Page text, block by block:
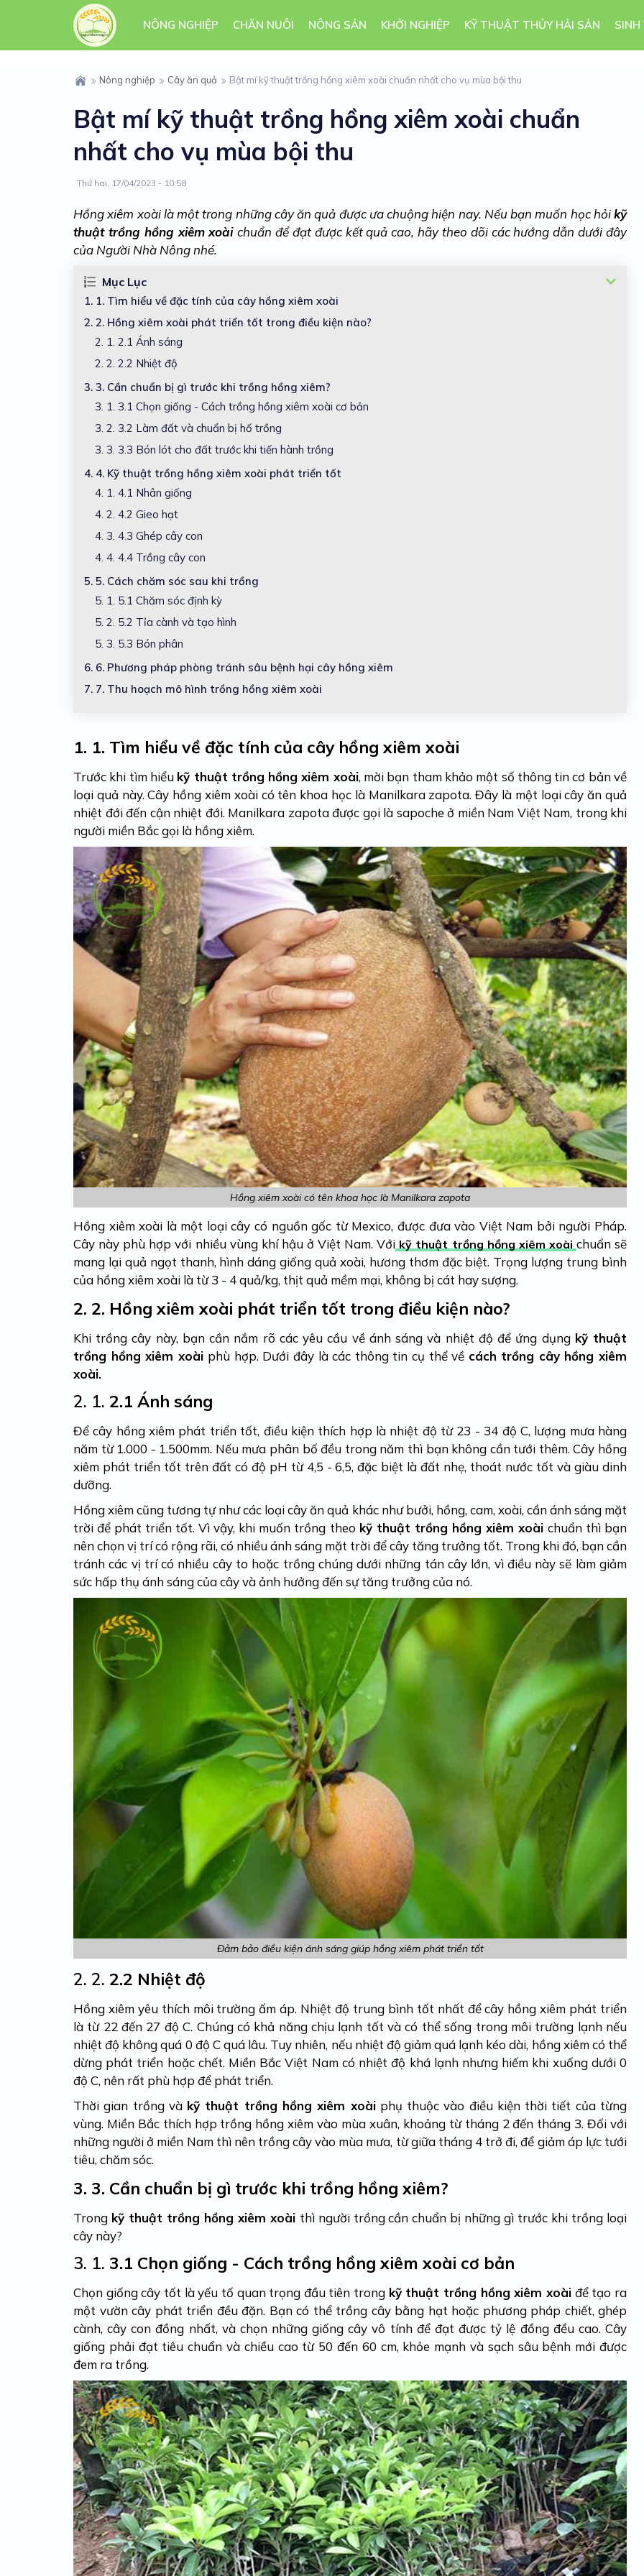
NÔNG NGHIỆP CHĂN NUÔI NÔNG SẢN KHỞI NGHIỆP KỸ THUẬT THỦY HẢI SẢN
Nông nghiệp Cây ăn quả Bật mí kỹ thuật trồng hồng xiêm xoài chuẩn nhất cho vụ mùa bội thu
Bật mí kỹ thuật trồng hồng xiêm xoài chuẩn
nhất cho vụ mùa bội thu
Thứ hai, 17/04/2023 - 10:58
Hồng xiêm xoài là một trong những cây ăn quả được ưa chuộng hiện nay. Nếu bạn muốn học hỏikỹ
thuật trồng hồng xiêm xoàichuẩn để đạt được kết quả cao, hãy theo dõi các hướng dẫn dưới đây
của Người Nhà Nông nhé.
Mục Lục
1. 1. Tìm hiểu về đặc tính của cây hồng xiêm xoài
2. 2. Hồng xiêm xoài phát triển tốt trong điều kiện nào?
2. 1. 2.1 Ánh sáng
2. 2. 2.2 Nhiệt độ
3. 3. Cần chuẩn bị gì trước khi trồng hồng xiêm?
3. 1. 3.1 Chọn giống - Cách trồng hồng xiêm xoài cơ bản
3. 2. 3.2 Làm đất và chuẩn bị hố trồng
3. 3. 3.3 Bón lót cho đất trước khi tiến hành trồng
4. 4. Kỹ thuật trồng hồng xiêm xoài phát triển tốt
4. 1. 4.1 Nhân giống
4. 2. 4.2 Gieo hạt
4. 3. 4.3 Ghép cây con
4. 4. 4.4 Trồng cây con
5. 5. Cách chăm sóc sau khi trồng
5. 1. 5.1 Chăm sóc định kỳ
5. 2. 5.2 Tỉa cành và tạo hình
5. 3. 5.3 Bón phân
6. 6. Phương pháp phòng tránh sâu bệnh hại cây hồng xiêm
7. 7. Thu hoạch mô hình trồng hồng xiêm xoài
1. 1. Tìm hiểu về đặc tính của cây hồng xiêm xoài
Trước khi tìm hiểu kỹ thuật trồng hồng xiêm xoài, mời bạn tham khảo một số thông tin cơ bản về
loại quả này. Cây hồng xiêm xoài có tên khoa học là Manilkara zapota. Đây là một loại cây ăn quả
nhiệt đới đến cận nhiệt đới. Manilkara zapota được gọi là sapoche ở miền Nam Việt Nam, trong khi
người miền Bắc gọi là hồng xiêm.
Hồng xiêm xoài có tên khoa học là Manilkara zapota
Hồng xiêm xoài là một loại cây có nguồn gốc từ Mexico, được đưa vào Việt Nam bởi người Pháp.
Cây này phù hợp với nhiều vùng khí hậu ở Việt Nam. Với kỹ thuật trồng hồng xiêm xoài chuẩn sẽ
mang lại quả ngọt thanh, hình dáng giống quả xoài, hương thơm đặc biệt. Trọng lượng trung bình
của hồng xiêm xoài là từ 3 - 4 quả/kg, thịt quả mềm mại, không bị cát hay sượng.
2. 2. Hồng xiêm xoài phát triển tốt trong điều kiện nào?
Khi trồng cây này, bạn cần nắm rõ các yêu cầu về ánh sáng và nhiệt độ để ứng dụng kỹ thuật
trồng hồng xiêm xoài phù hợp. Dưới đây là các thông tin cụ thể về cách trồng cây hồng xiêm
xoài.
2. 1. 2.1 Ánh sáng
Để cây hồng xiêm phát triển tốt, điều kiện thích hợp là nhiệt độ từ 23 - 34 độ C, lượng mưa hàng
năm từ 1.000 - 1.500mm. Nếu mưa phân bố đều trong năm thì bạn không cần tưới thêm. Cây hồng
xiêm phát triển tốt trên đất có độ pH từ 4,5 - 6,5, đặc biệt là đất nhẹ, thoát nước tốt và giàu dinh
dưỡng.
Hồng xiêm cũng tương tự như các loại cây ăn quả khác như bưởi, hồng, cam, xoài, cần ánh sáng mặt
trời để phát triển tốt. Vì vậy, khi muốn trồng theo kỹ thuật trồng hồng xiêm xoài chuẩn thì bạn
nên chọn vị trí có rộng rãi, có nhiều ánh sáng mặt trời để cây tăng trưởng tốt. Trong khi đó, bạn cần
tránh các vị trí có nhiều cây to hoặc trồng chúng dưới những tán cây lớn, vì điều này sẽ làm giảm
sức hấp thụ ánh sáng của cây và ảnh hưởng đến sự tăng trưởng của nó.
Đảm bảo điều kiện ánh sáng giúp hồng xiêm phát triển tốt
2. 2. 2.2 Nhiệt độ
Hồng xiêm yêu thích môi trường ấm áp. Nhiệt độ trung bình tốt nhất để cây hồng xiêm phát triển
là từ 22 đến 27 độ C. Chúng có khả năng chịu lạnh tốt và có thể sống trong môi trường lạnh nếu
nhiệt độ không quá 0 độ C quá lâu. Tuy nhiên, nếu nhiệt độ giảm quá lạnh kéo dài, hồng xiêm có thể
dừng phát triển hoặc chết. Miền Bắc Việt Nam có nhiệt độ khá lạnh nhưng hiếm khi xuống dưới 0
độ C, nên rất phù hợp để phát triển.
Thời gian trồng và kỹ thuật trồng hồng xiêm xoàiphụ thuộc vào điều kiện thời tiết của từng
vùng. Miền Bắc thích hợp trồng hồng xiêm vào mùa xuân, khoảng từ tháng 2 đến tháng 3. Đối với
những người ở miền Nam thì nên trồng cây vào mùa mưa, từ giữa tháng 4 trở đi, để giảm áp lực tưới
tiêu, chăm sóc.
3. 3. Cần chuẩn bị gì trước khi trồng hồng xiêm?
Trong kỹ thuật trồng hồng xiêm xoài thì người trồng cần chuẩn bị những gì trước khi trồng loại
cây này?
3. 1. 3.1 Chọn giống - Cách trồng hồng xiêm xoài cơ bản
Chọn giống cây tốt là yếu tố quan trọng đầu tiên trong kỹ thuật trồng hồng xiêm xoài để tạo ra
một vườn cây phát triển đều đặn. Bạn có thể trồng cây bằng hạt hoặc phương pháp chiết, ghép
cành, cây con đồng nhất, và chọn những giống cây vô tính để đạt được tỷ lệ đồng đều cao. Cây
giống phải đạt tiêu chuẩn và chiều cao từ 50 đến 60 cm, khỏe mạnh và sạch sâu bệnh mới được
đem ra trồng.